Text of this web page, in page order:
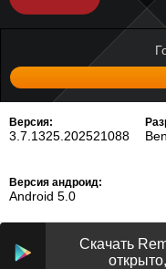
Версия:
3.7.1325.202521088
Версия андроид:
Android 5.0
Скачать